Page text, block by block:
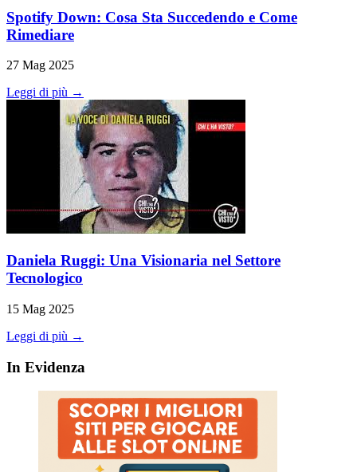
Spotify Down: Cosa Sta Succedendo e Come
Rimediare
27 Mag 2025
Leggi di più →
Daniela Ruggi: Una Visionaria nel Settore
Tecnologico
15 Mag 2025
Leggi di più →
In Evidenza